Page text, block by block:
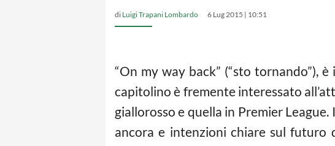
di Luigi Trapani Lombardo 6 Lug 2015 | 10:51
“On my way back” (“sto tornando”),
capitolino è fremente interessato
giallorosso e quella in Premier
ancora e intenzioni chiare sul futuro